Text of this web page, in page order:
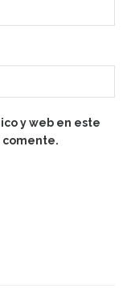
y web en este
comente.